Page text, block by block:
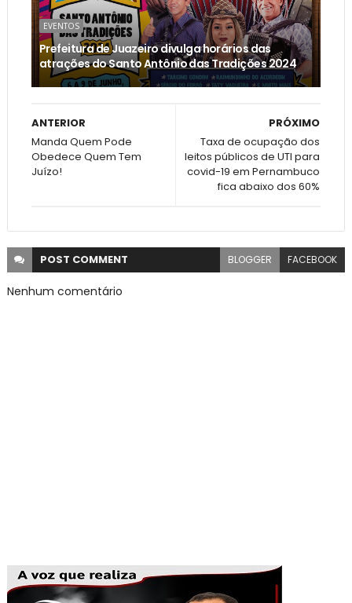
EVENTOS
Prefeitura de Juazeiro divulga horários das
atrações do Santo Antônio das Tradições 2024
PRÓXIMO
Taxa de ocupação dos
leitos públicos de UTI para
covid-19 em Pernambuco
fica abaixo dos 60%
ANTERIOR
Manda Quem Pode
Obedece Quem Tem
Juízo!
POST COMMENT BLOGGER FACEBOOK
Nenhum comentário